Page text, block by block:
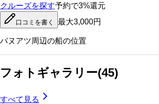
クルーズを探す予約で3%還元
口コミを書く 最大3,000円
バヌアツ周辺の船の位置
フォトギャラリー(45)
すべて見る